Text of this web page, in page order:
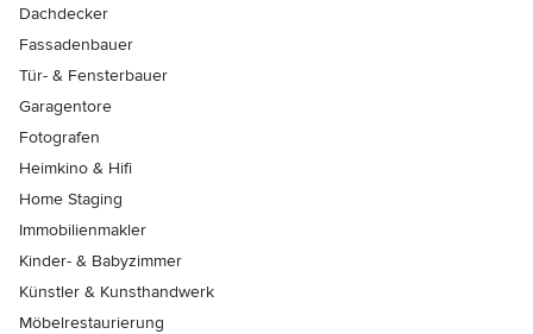
Dachdecker
Fassadenbauer
Tür- & Fensterbauer
Garagentore
Fotografen
Heimkino & Hifi
Home Staging
Immobilienmakler
Kinder- & Babyzimmer
Künstler & Kunsthandwerk
Möbelrestaurierung